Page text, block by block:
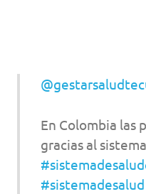
En Colombia las
gracias al
#sistemadesalud